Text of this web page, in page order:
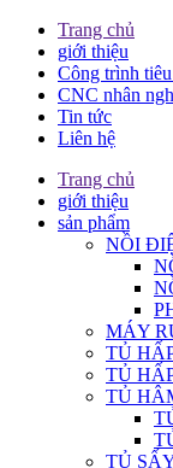
Trang chủ
giới thiệu
Công trình
CNC nhân
Tin tức
Liên hệ
Trang chủ
giới thiệu
sản phẩm
NỒI
MÁY
TỦ
TỦ
TỦ
TỦ